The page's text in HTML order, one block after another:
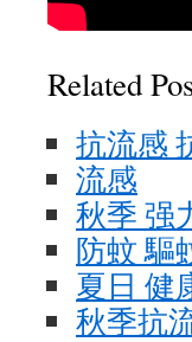
Related
抗流感
流感
秋季 强
防蚊 驅
夏日 健
秋季抗